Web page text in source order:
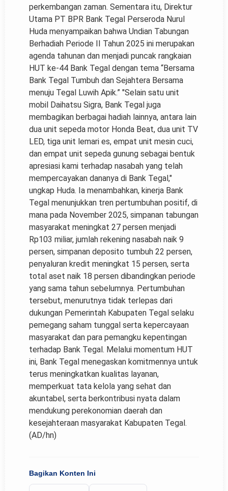
perkembangan zaman. Sementara itu, Direktur
Utama PT BPR Bank Tegal Perseroda Nurul
Huda menyampaikan bahwa Undian Tabungan
Berhadiah Periode II Tahun 2025 ini merupakan
agenda tahunan dan menjadi puncak rangkaian
HUT ke-44 Bank Tegal dengan tema “Bersama
Bank Tegal Tumbuh dan Sejahtera Bersama
menuju Tegal Luwih Apik.” "Selain satu unit
mobil Daihatsu Sigra, Bank Tegal juga
membagikan berbagai hadiah lainnya, antara lain
dua unit sepeda motor Honda Beat, dua unit TV
LED, tiga unit lemari es, empat unit mesin cuci,
dan empat unit sepeda gunung sebagai bentuk
apresiasi kami terhadap nasabah yang telah
mempercayakan dananya di Bank Tegal,"
ungkap Huda. Ia menambahkan, kinerja Bank
Tegal menunjukkan tren pertumbuhan positif, di
mana pada November 2025, simpanan tabungan
masyarakat meningkat 27 persen menjadi
Rp103 miliar, jumlah rekening nasabah naik 9
persen, simpanan deposito tumbuh 22 persen,
penyaluran kredit meningkat 15 persen, serta
total aset naik 18 persen dibandingkan periode
yang sama tahun sebelumnya. Pertumbuhan
tersebut, menurutnya tidak terlepas dari
dukungan Pemerintah Kabupaten Tegal selaku
pemegang saham tunggal serta kepercayaan
masyarakat dan para pemangku kepentingan
terhadap Bank Tegal. Melalui momentum HUT
ini, Bank Tegal menegaskan komitmennya untuk
terus meningkatkan kualitas layanan,
memperkuat tata kelola yang sehat dan
akuntabel, serta berkontribusi nyata dalam
mendukung perekonomian daerah dan
kesejahteraan masyarakat Kabupaten Tegal.
(AD/hn)
Bagikan Konten Ini